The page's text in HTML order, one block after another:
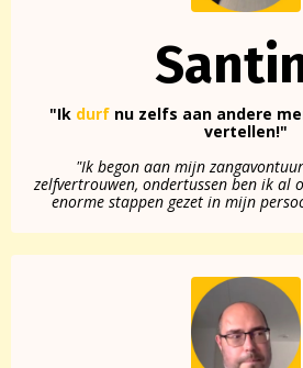
"Ik durf nu zelfs aan andere
vertellen!"
"Ik begon aan mijn
zelfvertrouwen, ondertussen ben ik al
enorme stappen gezet in mijn